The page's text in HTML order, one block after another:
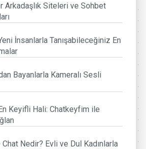
Arkadaşlık Siteleri ve Sohbet
İnsanlarla Tanışabileceğiniz En
Bayanlarla Kameralı Sesli
Keyifli Hali: Chatkeyfim ile
Nedir? Evli ve Dul Kadınlarla